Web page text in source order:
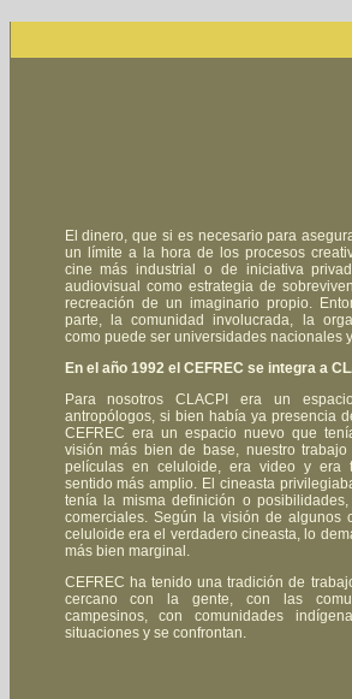
El dinero, que si es necesario para
un límite a la hora de los procesos
cine más industrial o de iniciativa
audiovisual como estrategia de
recreación de un imaginario propio.
parte, la comunidad involucrada, la
como puede ser universidades nacionales
En el año 1992 el CEFREC se integra a
Para nosotros CLACPI era un
antropólogos, si bien había ya presencia
CEFREC era un espacio nuevo que
visión más bien de base, nuestro
películas en celuloide, era video y era
sentido más amplio. El cineasta
tenía la misma definición o
comerciales. Según la visión de algunos
celuloide era el verdadero cineasta, lo
más bien marginal.
CEFREC ha tenido una tradición de
cercano con la gente, con las
campesinos, con comunidades
situaciones y se confrontan.